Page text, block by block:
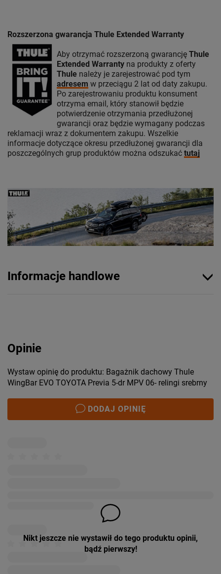
Rozszerzona gwarancja Thule Extended Warranty
Aby otrzymać rozszerzoną gwarancję Thule
Extended Warranty na produkty z oferty
Thule należy je zarejestrować pod tym
adresem w przeciągu 2 lat od daty zakupu.
Po zarejestrowaniu produktu konsument
otrzyma email, który stanowił będzie
potwierdzenie otrzymania przedłużonej
gwarancji oraz będzie wymagany podczas
reklamacji wraz z dokumentem zakupu. Wszelkie
informacje dotyczące okresu przedłużonej gwarancji dla
poszczególnych grup produktów można odszukać tutaj
Informacje handlowe
Opinie
Wystaw opinię do produktu: Bagażnik dachowy Thule
WingBar EVO TOYOTA Previa 5-dr MPV 06- relingi srebrny
DODAJ OPINIĘ
Nikt jeszcze nie wystawił do tego produktu opinii,
bądź pierwszy!